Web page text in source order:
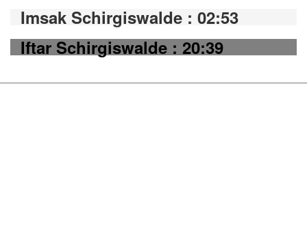
Imsak Schirgiswalde : 02:53
Iftar Schirgiswalde : 20:39